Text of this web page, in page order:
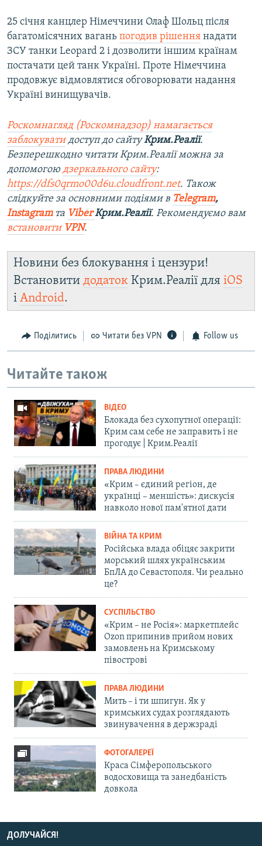
25 січня канцлер Німеччини Олаф Шольц після
багатомісячних вагань погодив рішення надати
ЗСУ танки Leopard 2 і дозволити іншим країнам
постачати цей танк Україні. Проте Німеччина
продовжує відмовлятися обговорювати надання
Україні винищувачів.
Роскомнагляд (Роскомнадзор) намагається
заблокуватидоступ до сайтуКрим.Реалії.
Безперешкодно читати Крим.Реалії можна за
допомогою дзеркального сайту:
https://dfs0qrmo00d6u.cloudfront.net. Також
слідкуйте за основними подіями в Telegram,
Instagramта ViberКрим.Реалії. Рекомендуємо вам
встановити VPN.
Новини без блокування і цензури!
Встановити додаток Крим.Реалії для iOS
і Android.
Поділитись Читати без VPN Follow us
Читайте також
ВІДЕО
Блокада без сухопутної операції:
Крим сам себе не заправить і не
прогодує | Крим.Реалії
ПРАВА ЛЮДИНИ
«Крим – єдиний регіон, де
українці – меншість»: дискусія
навколо нової пам'ятної дати
ВІЙНА ТА КРИМ
Російська влада обіцяє закрити
морський шлях українським
БпЛА до Севастополя. Чи реально
це?
СУСПІЛЬСТВО
«Крим – не Росія»: маркетплейс
Ozon припинив прийом нових
замовлень на Кримському
півострові
ПРАВА ЛЮДИНИ
Мить – і ти шпигун. Як у
кримських судах розглядають
звинувачення в держзраді
ФОТОГАЛЕРЕЇ
Краса Сімферопольського
водосховища та занедбаність
довкола
ДОЛУЧАЙСЯ!